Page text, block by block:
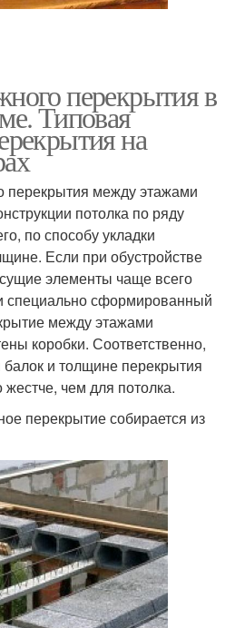
перекрытия в
Типовая
на
перекрытия между этажами
потолка по ряду
по способу укладки
Если при обустройстве
элементы чаще всего
специально сформированный
между этажами
коробки. Соответственно,
балок и толщине перекрытия
чем для потолка.
перекрытие собирается из